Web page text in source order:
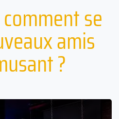
se
amis
?